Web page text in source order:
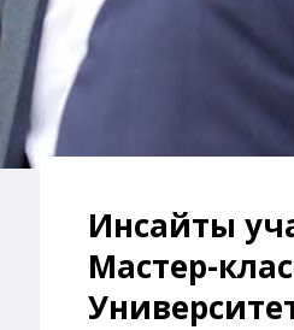
Инсайты
Мастер-